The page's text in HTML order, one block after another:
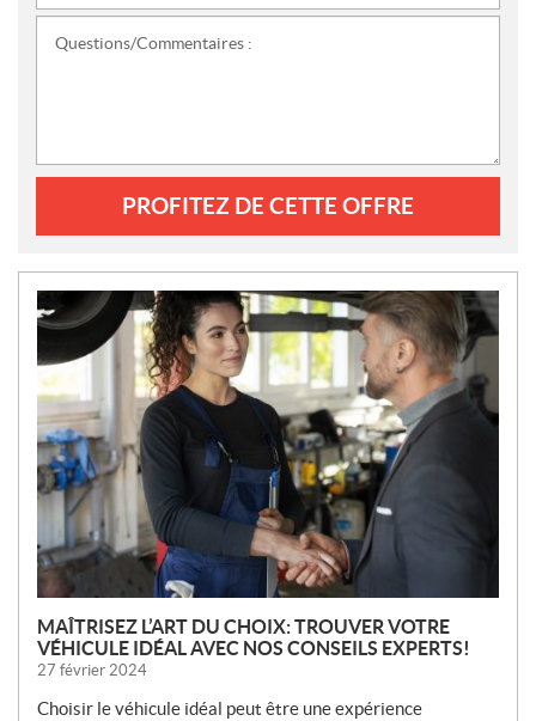
Questions/Commentaires :
PROFITEZ DE CETTE OFFRE
N
O
U
V
E
L
L
E
S
MAÎTRISEZ L’ART DU CHOIX: TROUVER VOTRE
VÉHICULE IDÉAL AVEC NOS CONSEILS EXPERTS!
27 février 2024
Choisir le véhicule idéal peut être une expérience